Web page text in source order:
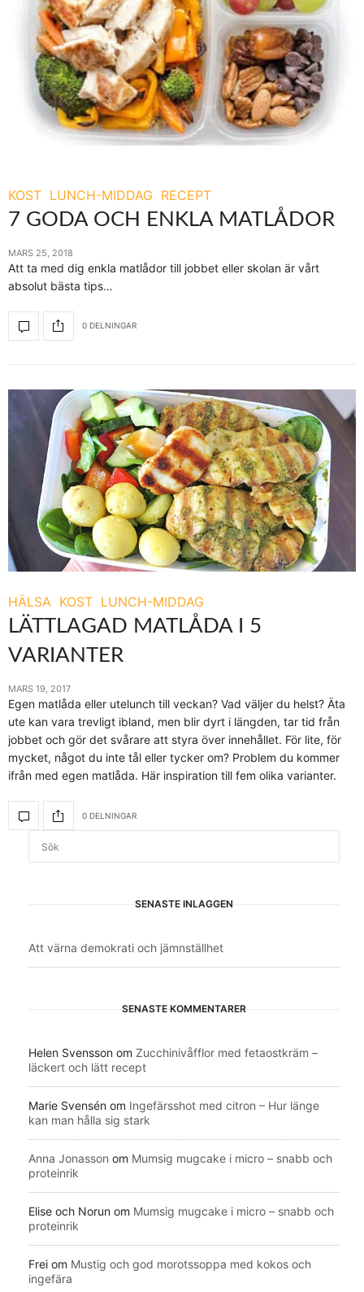
KOST LUNCH-MIDDAG RECEPT
7 GODA OCH ENKLA MATLÅDOR
MARS 25, 2018
Att ta med dig enkla matlådor till jobbet eller skolan är vårt
absolut bästa tips…
0 DELNINGAR
HÄLSA KOST LUNCH-MIDDAG
LÄTTLAGAD MATLÅDA I 5
VARIANTER
MARS 19, 2017
Egen matlåda eller utelunch till veckan? Vad väljer du helst? Äta
ute kan vara trevligt ibland, men blir dyrt i längden, tar tid från
jobbet och gör det svårare att styra över innehållet. För lite, för
mycket, något du inte tål eller tycker om? Problem du kommer
ifrån med egen matlåda. Här inspiration till fem olika varianter.
0 DELNINGAR
SENASTE INLÄGGEN
Att värna demokrati och jämnställhet
SENASTE KOMMENTARER
Helen Svensson om Zucchinivåfflor med fetaostkräm –
läckert och lätt recept
Marie Svensén om Ingefärsshot med citron – Hur länge
kan man hålla sig stark
Anna Jonasson om Mumsig mugcake i micro – snabb och
proteinrik
Elise och Norun om Mumsig mugcake i micro – snabb och
proteinrik
Frei om Mustig och god morotssoppa med kokos och
ingefära